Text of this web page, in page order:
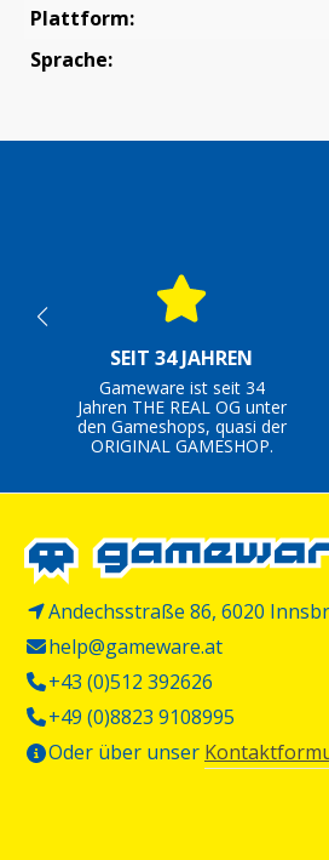
Plattform:
Sprache:
SEIT 34 JAHREN
Gameware ist seit 34
Jahren THE REAL OG unter
den Gameshops, quasi der
ORIGINAL GAMESHOP.
Andechsstraße 86, 6020
help@gameware.at
+43 (0)512 392626
+49 (0)8823 9108995
Oder über unser